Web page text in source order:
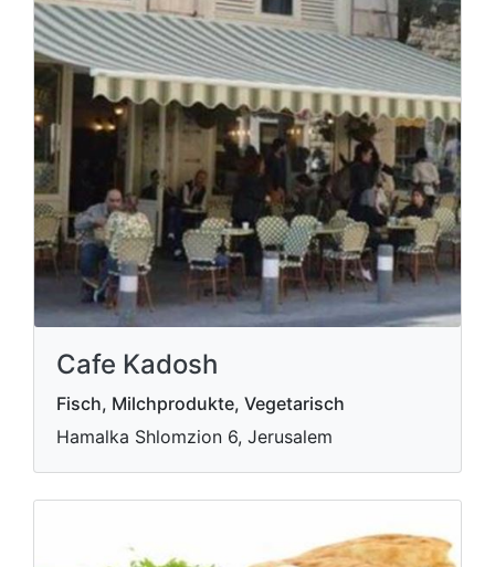
Cafe Kadosh
Fisch, Milchprodukte, Vegetarisch
Hamalka Shlomzion 6, Jerusalem